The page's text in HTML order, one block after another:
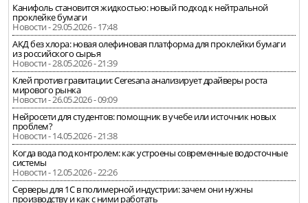
Канифоль становится жидкостью: новый подход к нейтральной
проклейке бумаги
Новости - 29.05.2026 - 17:48
АКД без хлора: новая олефиновая платформа для проклейки бумаги
из российского сырья
Новости - 28.05.2026 - 21:39
Клей против гравитации: Ceresana анализирует драйверы роста
мирового рынка
Новости - 26.05.2026 - 09:09
Нейросети для студентов: помощник в учебе или источник новых
проблем?
Новости - 14.05.2026 - 21:38
Когда вода под контролем: как устроены современные водосточные
системы
Новости - 12.05.2026 - 22:26
Серверы для 1С в полимерной индустрии: зачем они нужны
производству и как с ними работать